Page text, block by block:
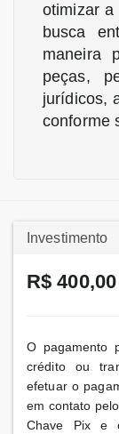
otimizar a
busca
maneira
peças,
jurídicos,
conforme
Investimento
R$ 400,00
O pagamento
crédito ou
efetuar o
em contato pelo
Chave Pix e